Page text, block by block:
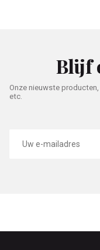
Blijf
Onze nieuwste
etc.
mailadres